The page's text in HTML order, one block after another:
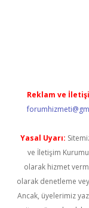
Reklam ve
Yasal Uyarı:
ve İletişim Kurumu
olarak hizmet
olarak denetleme
Ancak, üyelerimiz